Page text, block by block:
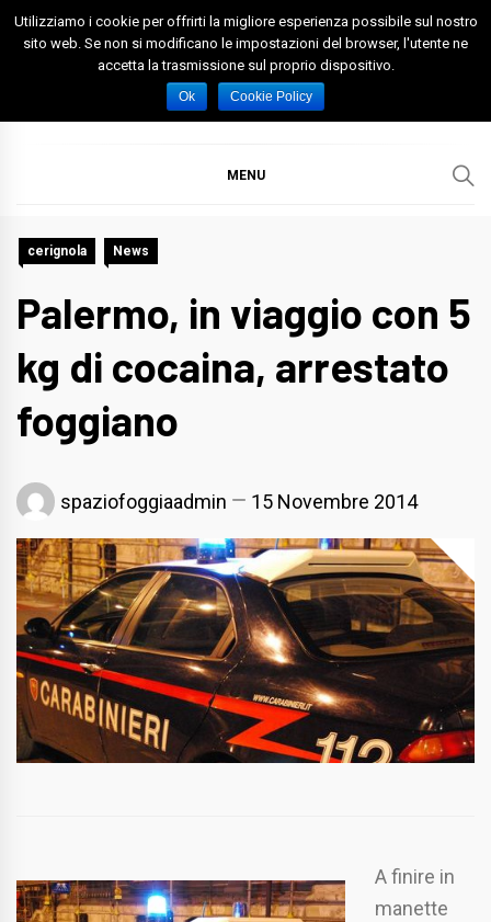
Skip
Spazio Foggia
Foggia News Calcio Eventi e Attività nella Capitanata
MENU
cerignola News
Palermo, in viaggio con 5
kg di cocaina, arrestato
foggiano
spaziofoggiaadmin 15 Novembre 2014
A finire in
manette
Utilizziamo i cookie per offrirti la migliore esperienza possibile sul nostro
sito web. Se non si modificano le impostazioni del browser, l'utente ne
accetta la trasmissione sul proprio dispositivo.
Ok Cookie Policy